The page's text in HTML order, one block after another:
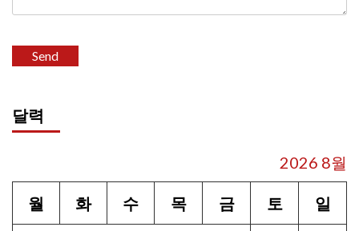
달력
2026 8월
월 화 수 목 금 토 일